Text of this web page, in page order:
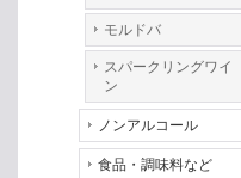
モルドバ
スパークリングワイ
ン
ノンアルコール
食品・調味料など